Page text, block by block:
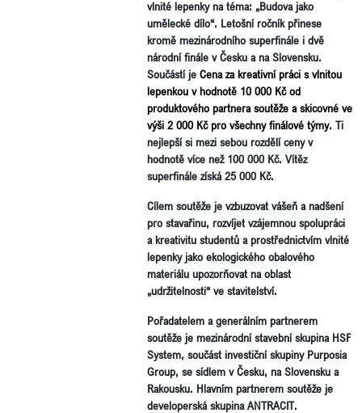
vlnité lepenky na téma: „Budova jako
umělecké dílo“. Letošní ročník přinese
kromě mezinárodního superfinále i dvě
národní finále v Česku a na Slovensku.
Součástí je Cena za kreativní práci s vlnitou
lepenkou v hodnotě 10 000 Kč od
produktového partnera soutěže a skicovné ve
výši 2 000 Kč pro všechny finálové týmy. Ti
nejlepší si mezi sebou rozdělí ceny v
hodnotě více než 100 000 Kč. Vítěz
superfinále získá 25 000 Kč.
Cílem soutěže je vzbuzovat vášeň a nadšení
pro stavařinu, rozvíjet vzájemnou spolupráci
a kreativitu studentů a prostřednictvím vlnité
lepenky jako ekologického obalového
materiálu upozorňovat na oblast
„udržitelnosti“ ve stavitelství.
Pořadatelem a generálním partnerem
soutěže je mezinárodní stavební skupina HSF
System, součást investiční skupiny Purposia
Group, se sídlem v Česku, na Slovensku a
Rakousku. Hlavním partnerem soutěže je
developerská skupina ANTRACIT.